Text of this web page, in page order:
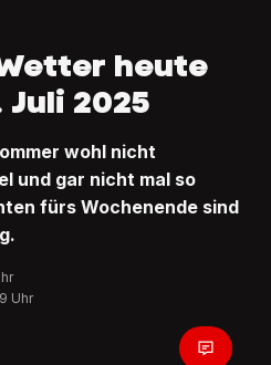
heute
2025
wohl nicht
und gar nicht mal so
fürs Wochenende sind
Uhr